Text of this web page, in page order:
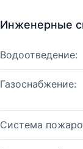
Инженерные
Водоотведение:
Газоснабжение:
Система